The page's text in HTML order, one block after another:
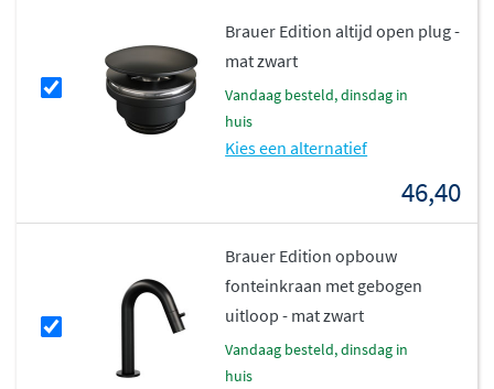
Naturel, Lamellen Eiken Bruin, Lamellen Eiken Zwart
Perfecte combinaties mogelijk
Deze onderkast is geschikt voor diverse Brauer
fonteinbakken, waaronder deSolar Slim,Solar Medium
. Zo creëer je eenvoudig een stijlvol
Met de Joy haal je een compacte, veelzijdige en stijlvolle
oplossing in huis die perfect past bij elke ruimte én
Brauer Edition altijd open plug -
mat zwart
vandaag besteld, dinsdag in
huis
Kies een alternatief
46,40
Brauer Edition opbouw
fonteinkraan met gebogen
uitloop - mat zwart
vandaag besteld, dinsdag in
huis